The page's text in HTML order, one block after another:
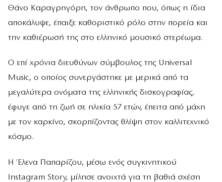
Θάνο Καραγρηγόρη, τον άνθρωπο που, όπως η ίδια
αποκάλυψε, έπαιξε καθοριστικό ρόλο στην πορεία και
την καθιέρωσή της στο ελληνικό μουσικό στερέωμα.
Ο επί χρόνια διευθύνων σύμβουλος της Universal
Music, ο οποίος συνεργάστηκε με μερικά από τα
μεγαλύτερα ονόματα της ελληνικής δισκογραφίας,
έφυγε από τη ζωή σε ηλικία 57 ετών, έπειτα από μάχη
με τον καρκίνο, σκορπίζοντας θλίψη στον καλλιτεχνικό
κόσμο.
Η Έλενα Παπαρίζου, μέσω ενός συγκινητικού
Instagram Story, μίλησε ανοιχτά για τη βαθιά σχέση